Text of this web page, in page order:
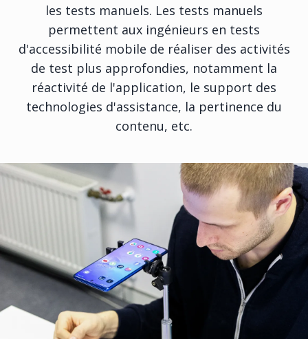
les tests manuels. Les tests manuels
permettent aux ingénieurs en tests
d'accessibilité mobile de réaliser des activités
de test plus approfondies, notamment la
réactivité de l'application, le support des
technologies d'assistance, la pertinence du
contenu, etc.